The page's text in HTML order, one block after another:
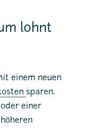
lohnt
einem neuen
sparen.
oder einer